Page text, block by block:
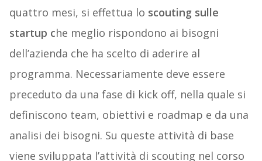
quattro mesi, si effettua lo scouting sulle
startup che meglio rispondono ai bisogni
dell’azienda che ha scelto di aderire al
programma. Necessariamente deve essere
preceduto da una fase di kick off, nella quale si
definiscono team, obiettivi e roadmap e da una
analisi dei bisogni. Su queste attività di base
viene sviluppata l’attività di scouting nel corso